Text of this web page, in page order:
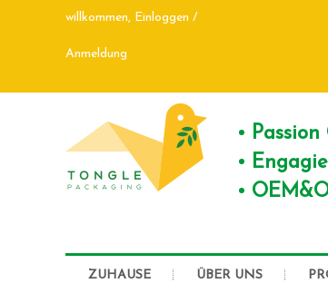
willkommen, Einloggen /
Anmeldung
ZUHAUSE ÜBER UNS